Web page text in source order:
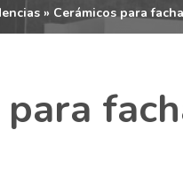
» Cerámicos para